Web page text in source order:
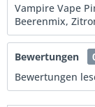
Vampire Vape
Beerenmix,
Bewertungen
Bewertungen